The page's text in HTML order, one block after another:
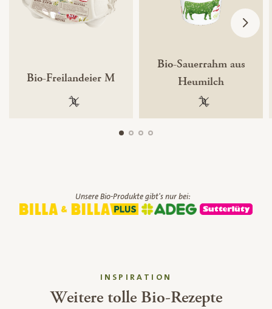
Bio-Freilandeier M
100 % gentechnikfrei
Bio-Sauerrahm aus
Heumilch
100 %
Unsere Bio-Produkte gibt's nur bei:
INSPIRATION
Weitere tolle Bio-Rezepte